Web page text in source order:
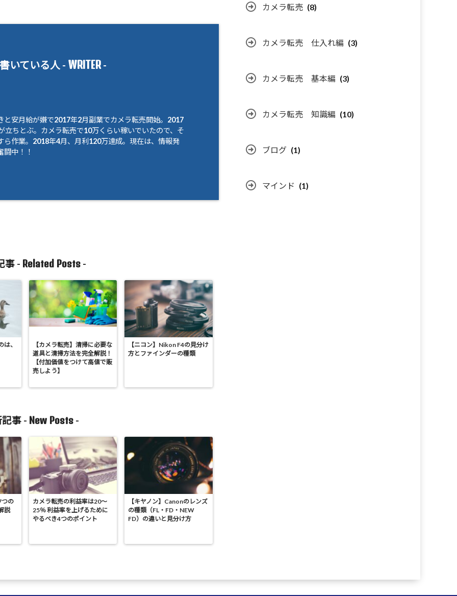
いている人 - WRITER-
と安月給が嫌で2017年2月副業でカメラ転売開始。2017
立ちとぶ。カメラ転売で10万くらい稼いでいたので、そ
ら作業。2018年4月、月利120万達成。現在は、情報発
闘中！！
事 - Related Posts-
、
【カメラ転売】清掃に必要な
道具と清掃方法を完全解説！
【付加価値をつけて高値で販
売しよう】
【ニコン】Nikon F4の見分け
方とファインダーの種類
事 - New Posts -
つの
説
カメラ転売の利益率は20～
25％ 利益率を上げるために
やるべき4つのポイント
【キヤノン】Canonのレンズ
の種類（FL・FD・NEW
FD）の違いと見分け方
カメラ転売 (8)
カメラ転売 仕入れ編 (3)
カメラ転売 基本編 (3)
カメラ転売 知識編 (10)
ブログ (1)
マインド (1)